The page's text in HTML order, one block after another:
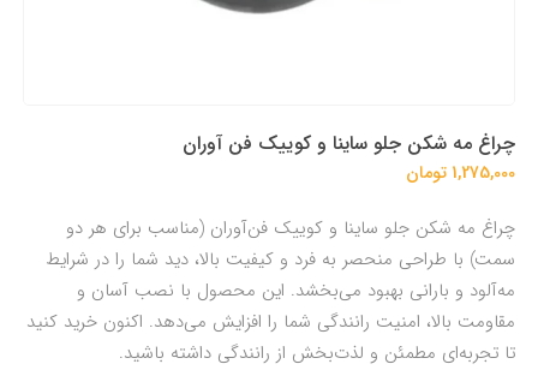
چراغ مه شکن جلو ساینا و کوییک فن آوران
1,275,000 تومان
چراغ مه شکن جلو ساینا و کوییک فن‌آوران (مناسب برای هر دو
سمت) با طراحی منحصر به فرد و کیفیت بالا، دید شما را در شرایط
مه‌آلود و بارانی بهبود می‌بخشد. این محصول با نصب آسان و
مقاومت بالا، امنیت رانندگی شما را افزایش می‌دهد. اکنون خرید کنید
تا تجربه‌ای مطمئن و لذت‌بخش از رانندگی داشته باشید.